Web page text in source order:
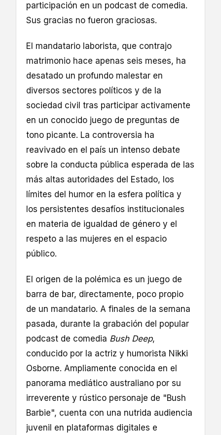
participación en un podcast de comedia.
Sus gracias no fueron graciosas.
El mandatario laborista, que contrajo
matrimonio hace apenas seis meses, ha
desatado un profundo malestar en
diversos sectores políticos y de la
sociedad civil tras participar activamente
en un conocido juego de preguntas de
tono picante. La controversia ha
reavivado en el país un intenso debate
sobre la conducta pública esperada de las
más altas autoridades del Estado, los
límites del humor en la esfera política y
los persistentes desafíos institucionales
en materia de igualdad de género y el
respeto a las mujeres en el espacio
público.
El origen de la polémica es un juego de
barra de bar, directamente, poco propio
de un mandatario. A finales de la semana
pasada, durante la grabación del popular
podcast de comedia Bush Deep,
conducido por la actriz y humorista Nikki
Osborne. Ampliamente conocida en el
panorama mediático australiano por su
irreverente y rústico personaje de "Bush
Barbie", cuenta con una nutrida audiencia
juvenil en plataformas digitales e